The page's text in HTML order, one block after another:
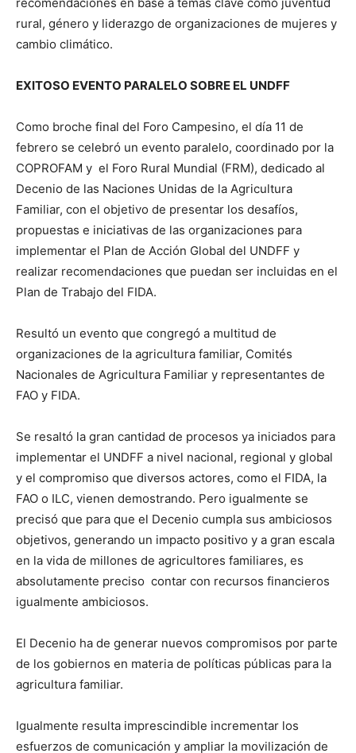
rural, género y liderazgo de organizaciones de mujeres y
cambio climático.
EXITOSO EVENTO PARALELO SOBRE EL UNDFF
Como broche final del Foro Campesino, el día 11 de
febrero se celebró un evento paralelo, coordinado por la
COPROFAM y el Foro Rural Mundial (FRM), dedicado al
Decenio de las Naciones Unidas de la Agricultura
Familiar, con el objetivo de presentar los desafíos,
propuestas e iniciativas de las organizaciones para
implementar el Plan de Acción Global del UNDFF y
realizar recomendaciones que puedan ser incluidas en el
Plan de Trabajo del FIDA.
Resultó un evento que congregó a multitud de
organizaciones de la agricultura familiar, Comités
Nacionales de Agricultura Familiar y representantes de
FAO y FIDA.
Se resaltó la gran cantidad de procesos ya iniciados para
implementar el UNDFF a nivel nacional, regional y global
y el compromiso que diversos actores, como el FIDA, la
FAO o ILC, vienen demostrando. Pero igualmente se
precisó que para que el Decenio cumpla sus ambiciosos
objetivos, generando un impacto positivo y a gran escala
en la vida de millones de agricultores familiares, es
absolutamente preciso contar con recursos financieros
igualmente ambiciosos.
El Decenio ha de generar nuevos compromisos por parte
de los gobiernos en materia de políticas públicas para la
agricultura familiar.
Igualmente resulta imprescindible incrementar los
esfuerzos de comunicación y ampliar la movilización de